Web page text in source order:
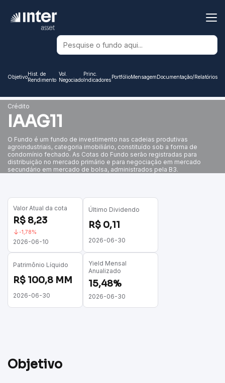
Banco Inter
ObjetivoHist. de
Rendimento
Vol.
Negociado
Princ.
IndicadoresPortfólioMensagemDocumentação/Relatórios
Crédito
IAAG11
O Fundo é um fundo de investimento nas cadeias produtivas
agroindustriais, categoria imobiliário, constituído sob a forma de
condomínio fechado. As Cotas do Fundo serão registradas para
distribuição no mercado primário e para negociação em mercado
secundário em mercado de bolsa, administrados pela B3.
Valor Atual da cota
R$ 8,23
-1,78%
2026-06-10
Último Dividendo
R$ 0,11
2026-06-30
Patrimônio Líquido
R$ 100,8 MM
2026-06-30
Yield Mensal
Anualizado
15,48%
2026-06-30
Objetivo